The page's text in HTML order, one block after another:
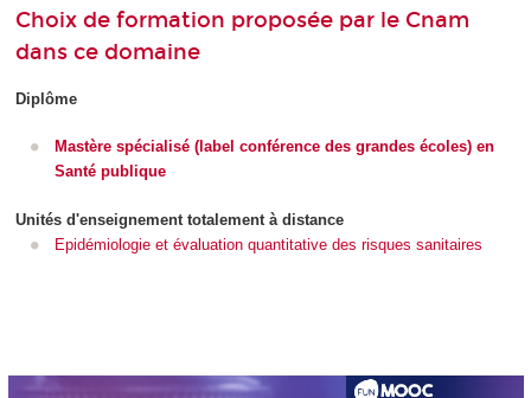
Choix de formation proposée par le Cnam
dans ce domaine
Diplôme
Mastère spécialisé (label conférence des grandes écoles) en
Santé publique
Unités d'enseignement totalement à distance
Epidémiologie et évaluation quantitative des risques sanitaires